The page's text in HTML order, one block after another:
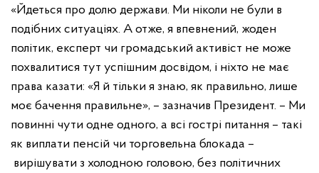
«Йдеться про долю держави. Ми ніколи не були в
подібних ситуаціях. А отже, я впевнений, жоден
політик, експерт чи громадський активіст не може
похвалитися тут успішним досвідом, і ніхто не має
права казати: «Я й тільки я знаю, як правильно, лише
моє бачення правильне», – зазначив Президент. – Ми
повинні чути одне одного, а всі гострі питання – такі
як виплати пенсій чи торговельна блокада –
вирішувати з холодною головою, без політичних